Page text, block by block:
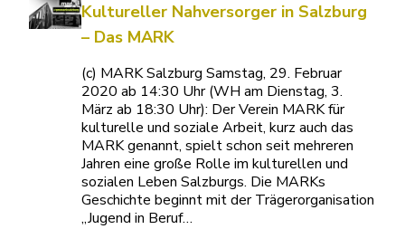
Kultureller Nahversorger in Salzburg
– Das MARK
(c) MARK Salzburg Samstag, 29. Februar
2020 ab 14:30 Uhr (WH am Dienstag, 3.
März ab 18:30 Uhr): Der Verein MARK für
kulturelle und soziale Arbeit, kurz auch das
MARK genannt, spielt schon seit mehreren
Jahren eine große Rolle im kulturellen und
sozialen Leben Salzburgs. Die MARKs
Geschichte beginnt mit der Trägerorganisation
„Jugend in Beruf…